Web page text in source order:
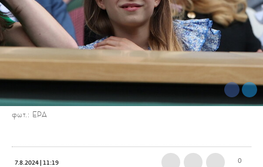
φωτ.: ΕΡΑ
7.8.2024 | 11:19 0